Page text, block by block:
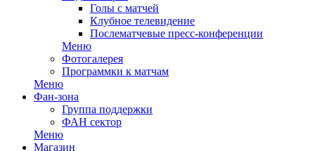
Голы с матчей
Клубное телевидение
Послематчевые пресс-конференции
Меню
Фотогалерея
Программки к матчам
Меню
Фан-зона
Группа поддержки
ФАН сектор
Меню
Магазин